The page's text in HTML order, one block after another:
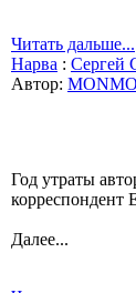
Читать дальше...
Нарва : Сергей
Автор:
Год утраты
Далее...